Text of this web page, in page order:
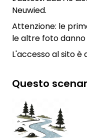
Neuwied.
Attenzione: le
le altre foto
L'accesso al sito
Questo